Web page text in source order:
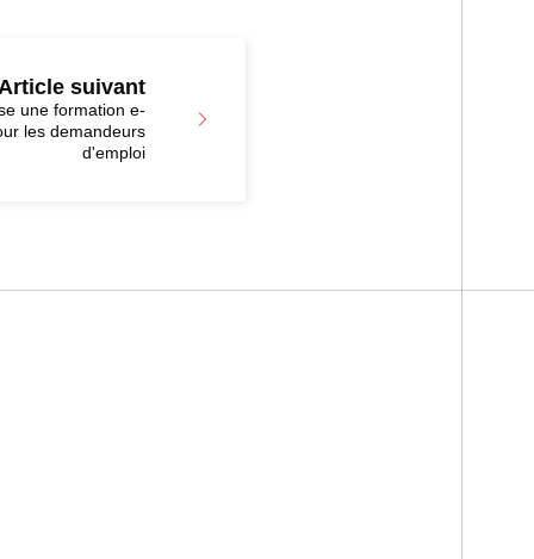
Article suivant
une formation e-
les demandeurs
d'emploi